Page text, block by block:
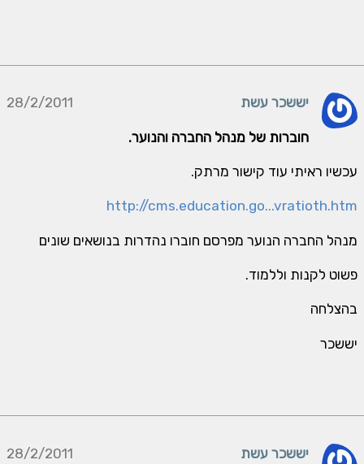
יששכר עשת 28/2/2011
חוברות של מנהל החברה והנוער.
עכשיו ראיתי עוד קישור מרתק.
http://cms.education.go...vratioth.htm
מנהל החברה הנוער מפרסם חוברו נהדרות בנושאים שונים
פשוט לקנות וללמוד.
בהצלחה
יששכר
יששכר עשת 28/2/2011